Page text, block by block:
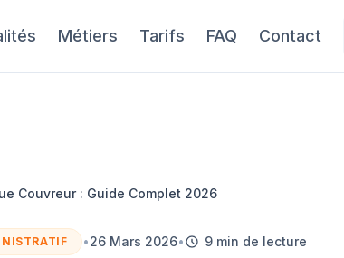
Métiers Tarifs FAQ Contact
Couvreur : Guide Complet 2026
•26 Mars 2026• 9 min de lecture